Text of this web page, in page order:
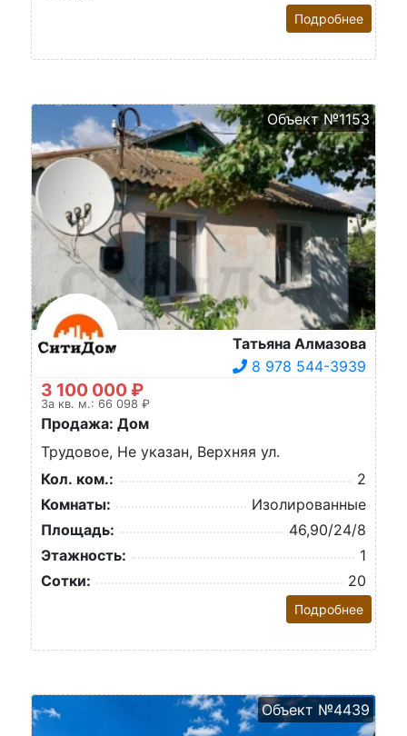
Подробнее
Объект №1153
Татьяна Алмазова
8 978 544-3939
3 100 000 ₽
За кв. м.: 66 098 ₽
Продажа: Дом
Трудовое, Не указан, Верхняя ул.
Кол. ком.:
2
Комнаты:
Изолированные
Площадь:
46,90/24/8
Этажность:
1
Сотки:
20
Подробнее
Объект №4439